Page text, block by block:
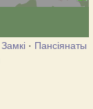
Замкі · Пансіянаты